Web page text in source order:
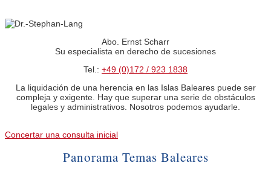
Abo. Ernst Scharr
Su especialista en derecho de sucesiones
Tel.: +49 (0)172 / 923 1838
La liquidación de una herencia en las Islas Baleares puede ser
compleja y exigente. Hay que superar una serie de obstáculos
legales y administrativos. Nosotros podemos ayudarle.
Concertar una consulta inicial
Panorama Temas Baleares